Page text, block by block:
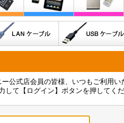
公式店会員の皆様、いつもご利用い
して【ログイン】ボタンを押してくだ